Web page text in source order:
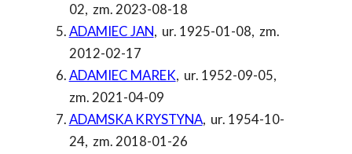
02, zm. 2023-08-18
ADAMIEC JAN, ur. 1925-01-08, zm.
2012-02-17
ADAMIEC MAREK, ur. 1952-09-05,
zm. 2021-04-09
ADAMSKA KRYSTYNA, ur. 1954-10-
24, zm. 2018-01-26